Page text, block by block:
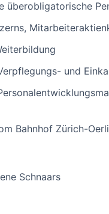
überobligatorische
und
Bahnhof Zürich-
Schnaars